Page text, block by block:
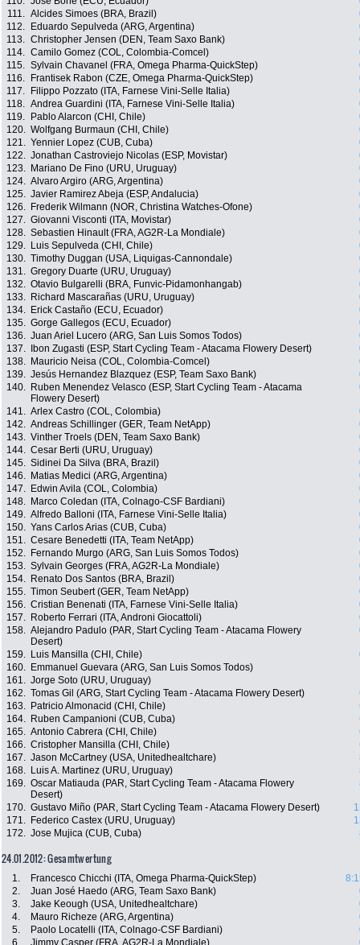
111. Alcides Simoes (BRA, Brazil)
112.
Eduardo Sepulveda (ARG, Argentina)
113. Christopher Jensen (DEN, Team Saxo Bank)
114. Camilo Gomez (COL, Colombia-Comcel)
115. Sylvain Chavanel (FRA, Omega Pharma-QuickStep)
116.
Frantisek Rabon (CZE, Omega Pharma-QuickStep)
117.
Filippo Pozzato (ITA, Farnese Vini-Selle Italia)
118. Andrea Guardini (ITA, Farnese Vini-Selle Italia)
119.
Pablo Alarcon (CHI, Chile)
120. Wolfgang Burmaun (CHI, Chile)
121. Yennier Lopez (CUB, Cuba)
122. Jonathan Castroviejo Nicolas (ESP, Movistar)
123.
Mariano De Fino (URU, Uruguay)
124. Alvaro Argiro (ARG, Argentina)
125. Javier Ramirez Abeja (ESP, Andalucia)
126.
Frederik Wilmann (NOR, Christina Watches-Ofone)
127. Giovanni Visconti (ITA, Movistar)
128. Sebastien Hinault (FRA, AG2R-La Mondiale)
129.
Luis Sepulveda (CHI, Chile)
130. Timothy Duggan (USA, Liquigas-Cannondale)
131. Gregory Duarte (URU, Uruguay)
132. Otavio Bulgarelli (BRA, Funvic-Pidamonhangab)
133.
Richard Mascarañas (URU, Uruguay)
134.
Erick Castaño (ECU, Ecuador)
135. Gorge Gallegos (ECU, Ecuador)
136. Juan Ariel Lucero (ARG, San Luis Somos Todos)
137.
Ibon Zugasti (ESP, Start Cycling Team - Atacama Flowery Desert)
138.
Mauricio Neisa (COL, Colombia-Comcel)
139. Jesús Hernandez Blazquez (ESP, Team Saxo Bank)
140.
Ruben Menendez Velasco (ESP, Start Cycling Team - Atacama
Flowery Desert)
141. Arlex Castro (COL, Colombia)
142. Andreas Schillinger (GER, Team NetApp)
143. Vinther Troels (DEN, Team Saxo Bank)
144. Cesar Berti (URU, Uruguay)
145. Sidinei Da Silva (BRA, Brazil)
146.
Matias Medici (ARG, Argentina)
147.
Edwin Avila (COL, Colombia)
148.
Marco Coledan (ITA, Colnago-CSF Bardiani)
149. Alfredo Balloni (ITA, Farnese Vini-Selle Italia)
150. Yans Carlos Arias (CUB, Cuba)
151. Cesare Benedetti (ITA, Team NetApp)
152.
Fernando Murgo (ARG, San Luis Somos Todos)
153. Sylvain Georges (FRA, AG2R-La Mondiale)
154.
Renato Dos Santos (BRA, Brazil)
155. Timon Seubert (GER, Team NetApp)
156. Cristian Benenati (ITA, Farnese Vini-Selle Italia)
157.
Roberto Ferrari (ITA, Androni Giocattoli)
158. Alejandro Padulo (PAR, Start Cycling Team - Atacama Flowery
Desert)
159. Luis Mansilla (CHI, Chile)
160.
Emmanuel Guevara (ARG, San Luis Somos Todos)
161. Jorge Soto (URU, Uruguay)
162. Tomas Gil (ARG, Start Cycling Team - Atacama Flowery Desert)
163.
Patricio Almonacid (CHI, Chile)
164.
Ruben Campanioni (CUB, Cuba)
165. Antonio Cabrera (CHI, Chile)
166. Cristopher Mansilla (CHI, Chile)
167. Jason McCartney (USA, Unitedhealtchare)
168.
Luis A. Martinez (URU, Uruguay)
169. Oscar Matiauda (PAR, Start Cycling Team - Atacama Flowery
Desert)
170. Gustavo Miño (PAR, Start Cycling Team - Atacama Flowery Desert)
171.
Federico Castex (URU, Uruguay)
172. Jose Mujica (CUB, Cuba)
24.01.2012: Gesamtwertung
1. Francesco Chicchi (ITA, Omega Pharma-QuickStep)
2.
Juan José Haedo (ARG, Team Saxo Bank)
3.
Jake Keough (USA, Unitedhealtchare)
4.
Mauro Richeze (ARG, Argentina)
5.
Paolo Locatelli (ITA, Colnago-CSF Bardiani)